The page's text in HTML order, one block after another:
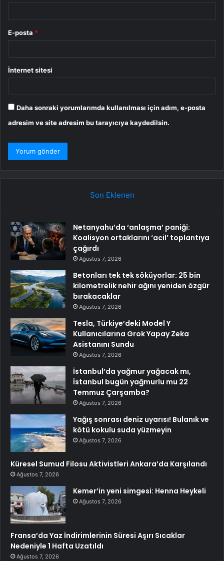
E-posta *
İnternet sitesi
Daha sonraki yorumlarımda kullanılması için adım, e-posta
adresim ve site adresim bu tarayıcıya kaydedilsin.
Son Eklenen
Netanyahu’da ‘anlaşma’ paniği:
Koalisyon ortaklarını ‘acil’ toplantıya
çağırdı
Ağustos 7, 2026
Betonları tek tek söküyorlar: 25 bin
kilometrelik nehir ağını yeniden özgür
bırakacaklar
Ağustos 7, 2026
Tesla, Türkiye’deki Model Y
Kullanıcılarına Grok Yapay Zeka
Asistanını Sundu
Ağustos 7, 2026
İstanbul’da yağmur yağacak mı,
İstanbul bugün yağmurlu mu 22
Temmuz Çarşamba?
Ağustos 7, 2026
Yağış sonrası deniz uyarısı! Bulanık ve
kötü kokulu suda yüzmeyin
Ağustos 7, 2026
Küresel Sumud Filosu Aktivistleri Ankara’da Karşılandı
Ağustos 7, 2026
Kemer’in yeni simgesi: Henna Heykeli
Ağustos 7, 2026
Fransa’da Yaz İndirimlerinin Süresi Aşırı Sıcaklar
Nedeniyle 1 Hafta Uzatıldı
Ağustos 7, 2026